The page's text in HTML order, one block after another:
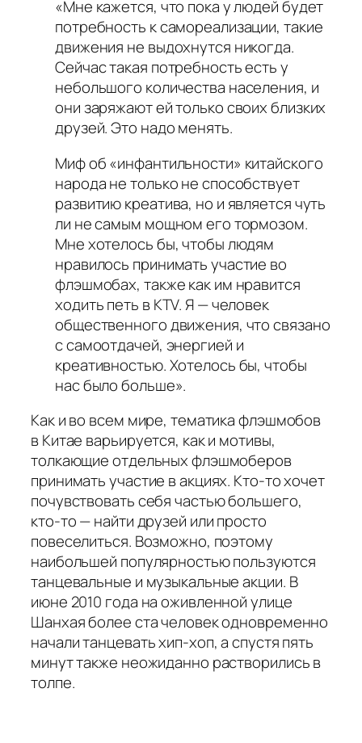
«Мне кажется, что пока у людей будет
потребность к самореализации, такие
движения не выдохнутся никогда.
Сейчас такая потребность есть у
небольшого количества населения, и
они заряжают ей только своих близких
друзей. Это надо менять.
Миф об «инфантильности» китайского
народа не только не способствует
развитию креатива, но и является чуть
ли не самым мощном его тормозом.
Мне хотелось бы, чтобы людям
нравилось принимать участие во
флэшмобах, также как им нравится
ходить петь в KTV. Я — человек
общественного движения, что связано
с самоотдачей, энергией и
креативностью. Хотелось бы, чтобы
нас было больше».
Как и во всем мире, тематика флэшмобов
в Китае варьируется, как и мотивы,
толкающие отдельных флэшмоберов
принимать участие в акциях. Кто-то хочет
почувствовать себя частью большего,
кто-то — найти друзей или просто
повеселиться. Возможно, поэтому
наибольшей популярностью пользуются
танцевальные и музыкальные акции. В
июне 2010 года на оживленной улице
Шанхая более ста человек одновременно
начали танцевать хип-хоп, а спустя пять
минут также неожиданно растворились в
толпе.